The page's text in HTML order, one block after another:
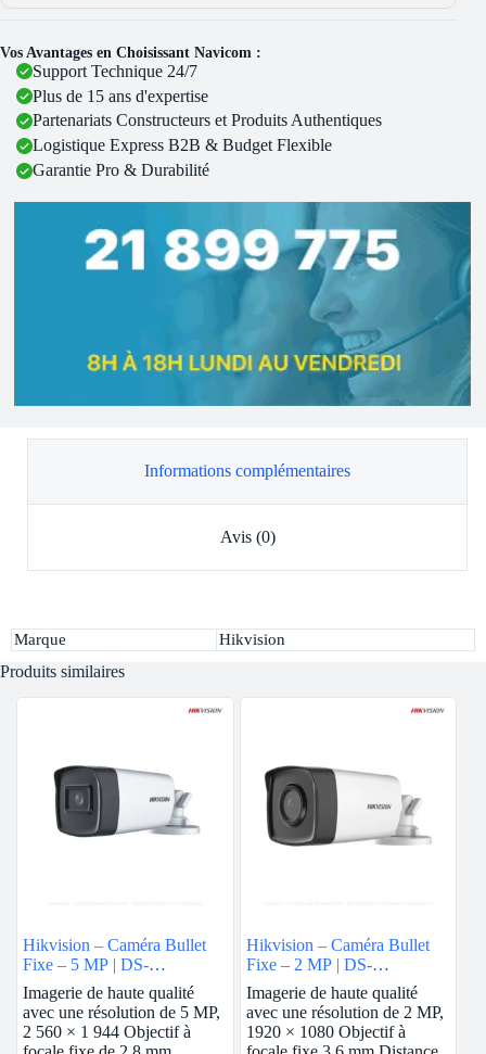
Vos Avantages en Choisissant Navicom :
Support Technique 24/7
Plus de 15 ans d'expertise
Partenariats Constructeurs et Produits Authentiques
Logistique Express B2B & Budget Flexible
Garantie Pro & Durabilité
Informations complémentaires
Avis (0)
Marque Hikvision
Produits similaires
Hikvision – Caméra Bullet
Fixe – 5 MP | DS-
2CE17H0T-IT3F
Imagerie de haute qualité
avec une résolution de 5 MP,
2 560 × 1 944 Objectif à
Hikvision – Caméra Bullet
Fixe – 2 MP | DS-
2CE17D0T-IT5F
Imagerie de haute qualité
avec une résolution de 2 MP,
1920 × 1080 Objectif à